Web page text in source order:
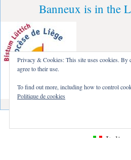
Banneux is in the
Italiano
Privacy & Cookies: This site uses cookies. By
agree to their use.
To find out more, including how to control
Politique de cookies